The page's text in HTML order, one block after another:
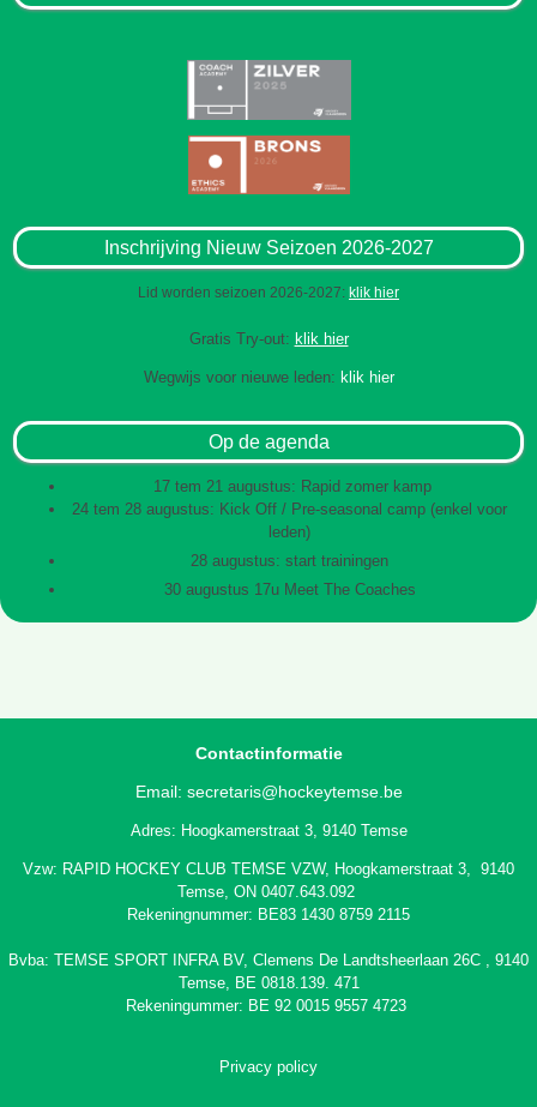
Inschrijving Nieuw Seizoen 2026-2027
Lid worden seizoen 2026-2027: klik hier
Gratis Try-out: klik hier
Wegwijs voor nieuwe leden: klik hier
Op de agenda
17 tem 21 augustus: Rapid zomer kamp
24 tem 28 augustus: Kick Off / Pre-seasonal camp (enkel voor
leden)
28 augustus: start trainingen
30 augustus 17u Meet The Coaches
Contactinformatie
Email: secretaris@hockeytemse.be
Adres: Hoogkamerstraat 3, 9140 Temse
Vzw: RAPID HOCKEY CLUB TEMSE VZW, Hoogkamerstraat 3, 9140
Temse, ON 0407.643.092
Rekeningnummer: BE83 1430 8759 2115
Bvba: TEMSE SPORT INFRA BV, Clemens De Landtsheerlaan 26C , 9140
Temse, BE 0818.139. 471
Rekeningummer: BE 92 0015 9557 4723
Privacy policy